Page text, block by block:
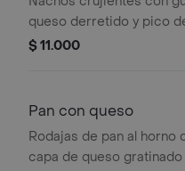
queso derretido y pico
$ 11.000
Pan con queso
Rodajas de pan al horno
capa de queso gratinado